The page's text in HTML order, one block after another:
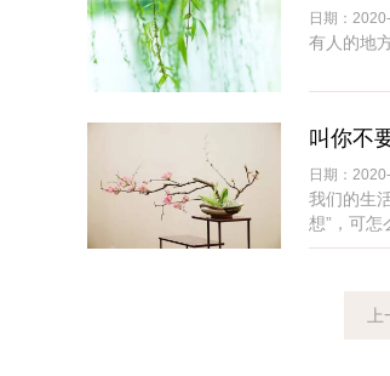
日期：
有人的地
叫你不
日期：
我们的生
想”，可怎